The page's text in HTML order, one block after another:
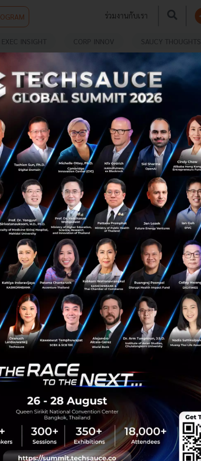
ร่วมงานกับเรา
EXEC INSIGHT CORP INNOV SAUCY THOUGHTS
Air สายรัดสุขภาพจาก Google หน้าตาเหมือน
เป๊ะ แต่ทำไมคนถึงตื่นเต้นกันทั้งวงการ ?
าพว่าถ้าคุณใส่ Wearable ที่ติดตามสุขภาพ 24 ชั่วโมง
อเนื่องเป็นเวลา 3 ปี เลือกระหว่าง Whoop กับ Fitbit
ม่ของ Google จะต้องจ่ายเงินรวมกันต่างกันแค่ไหน
ม 8, 2026| ByTechsauce Team
Whoop Fitbit Google Fitbit Air
Summit
Trending Tags
Corporate Innovation
Digital Transformation
E-Commerce
Startup
Technology